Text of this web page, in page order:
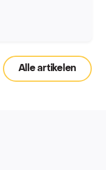
Alle artikelen